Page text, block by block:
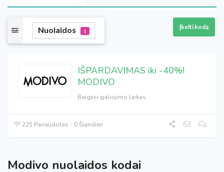
Nuolaidos 1
Įkelti kodą
IŠPARDAVIMAS iki -40%!
MODIVO
Baigėsi galiojimo laikas
225 Panaudotas - 0 Šiandien
Modivo nuolaidos kodai